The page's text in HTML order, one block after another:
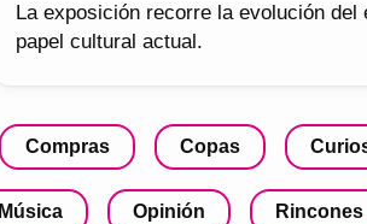
La exposición recorre la evolución del
papel cultural actual.
Compras Copas
Música Opinión Rincones